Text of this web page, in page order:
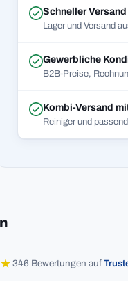
Schneller
Lager und Versand
Gewerbliche
B2B-Preise,
Kombi-Versand
Reiniger und
★346 Bewertungen auf